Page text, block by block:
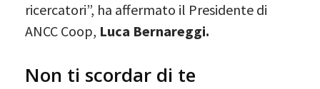
ricercatori”, ha affermato il Presidente di
ANCC Coop, Luca Bernareggi.
Non ti scordar di te